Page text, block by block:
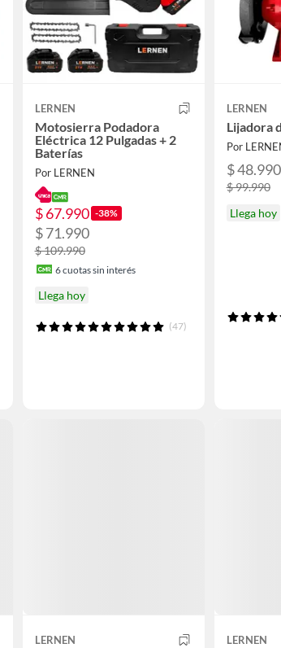
LERNEN
Motosierra Podadora
Eléctrica 12 Pulgadas + 2
Baterías
Por LERNEN
$ 67.990 -38%
$ 71.990
$ 109.990
6cuotas sin interés
Llega hoy
(47)
LERNEN
Lijadora
Por
$ 48.990
$ 99.990
Llega hoy
LERNEN LERNEN